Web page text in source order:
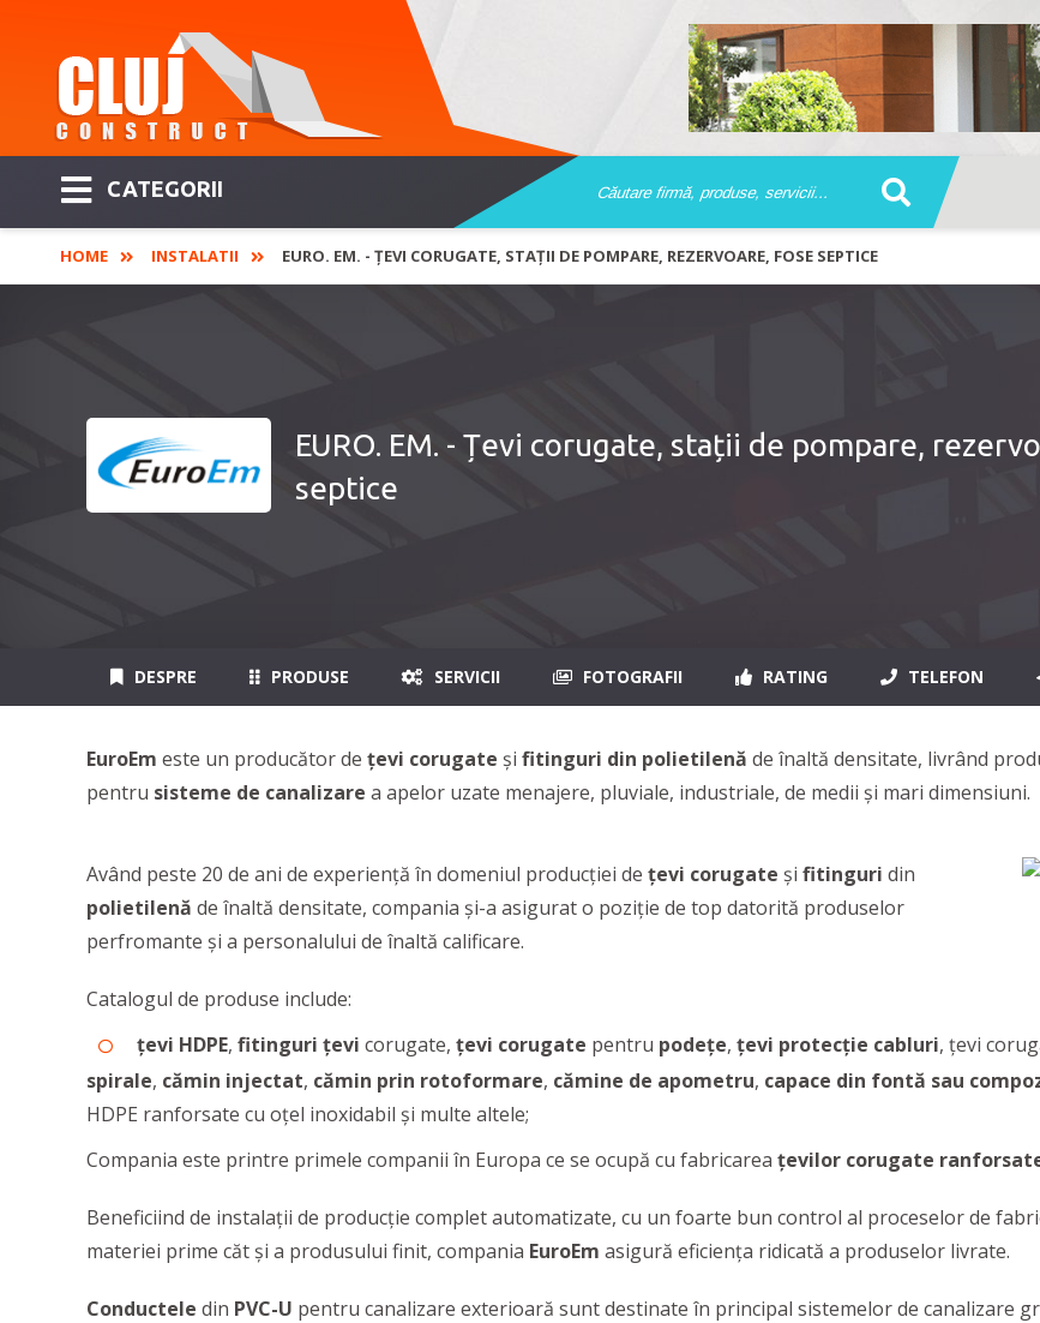
CATEGORII
HOME INSTALATII EURO. EM. - ȚEVI CORUGATE, STAȚII DE POMPARE, REZERVOARE, FOSE SEPTICE
EURO. EM. - Țevi corugate, stații de pompare,
septice
DESPRE PRODUSE SERVICII FOTOGRAFII RATING TELEFON
EuroEm este un producător de țevi corugate și fitinguri din polietilenă de înaltă densitate, livrând
pentru sisteme de canalizare a apelor uzate menajere, pluviale, industriale, de medii și mari dimensiuni.
Având peste 20 de ani de experiență în domeniul producţiei de țevi corugate și fitinguri din
polietilenă de înaltă densitate, compania și-a asigurat o poziție de top datorită produselor
perfromante și a personalului de înaltă calificare.
Catalogul de produse include:
țevi HDPE, fitinguri țevi corugate, țevi corugate pentru podețe, țevi protecție cabluri, țevi
spirale, cămin injectat, cămin prin rotoformare, cămine de apometru, capace din fontă sau
HDPE ranforsate cu oțel inoxidabil și multe altele;
Compania este printre primele companii în Europa ce se ocupă cu fabricarea țevilor corugate
Beneficiind de instalaţii de producţie complet automatizate, cu un foarte bun control al proceselor de
materiei prime căt şi a produsului finit, compania EuroEm asigură eficienţa ridicată a produselor livrate.
Conductele din PVC-U pentru canalizare exterioară sunt destinate în principal sistemelor de canalizare